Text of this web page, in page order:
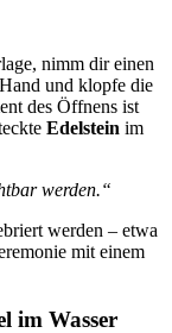
nimm dir einen
und klopfe die
des Öffnens ist
Edelstein im
werden.“
werden – etwa
mit einem
im Wasser